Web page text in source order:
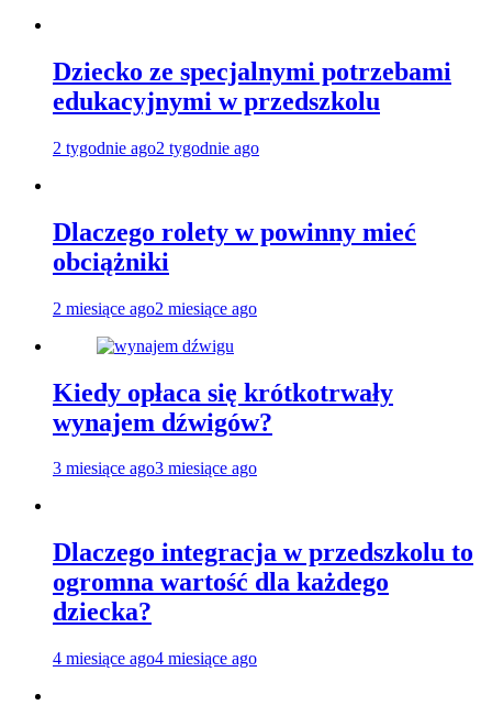
Dziecko ze specjalnymi potrzebami
edukacyjnymi w przedszkolu
2 tygodnie ago2 tygodnie ago
Dlaczego rolety w powinny mieć
obciążniki
2 miesiące ago2 miesiące ago
Kiedy opłaca się krótkotrwały
wynajem dźwigów?
3 miesiące ago3 miesiące ago
Dlaczego integracja w przedszkolu to
ogromna wartość dla każdego
dziecka?
4 miesiące ago4 miesiące ago